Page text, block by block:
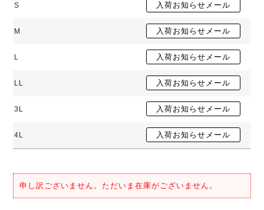
S
M
L
LL
3L
4L
申し訳ございません。ただいま在庫がございません。